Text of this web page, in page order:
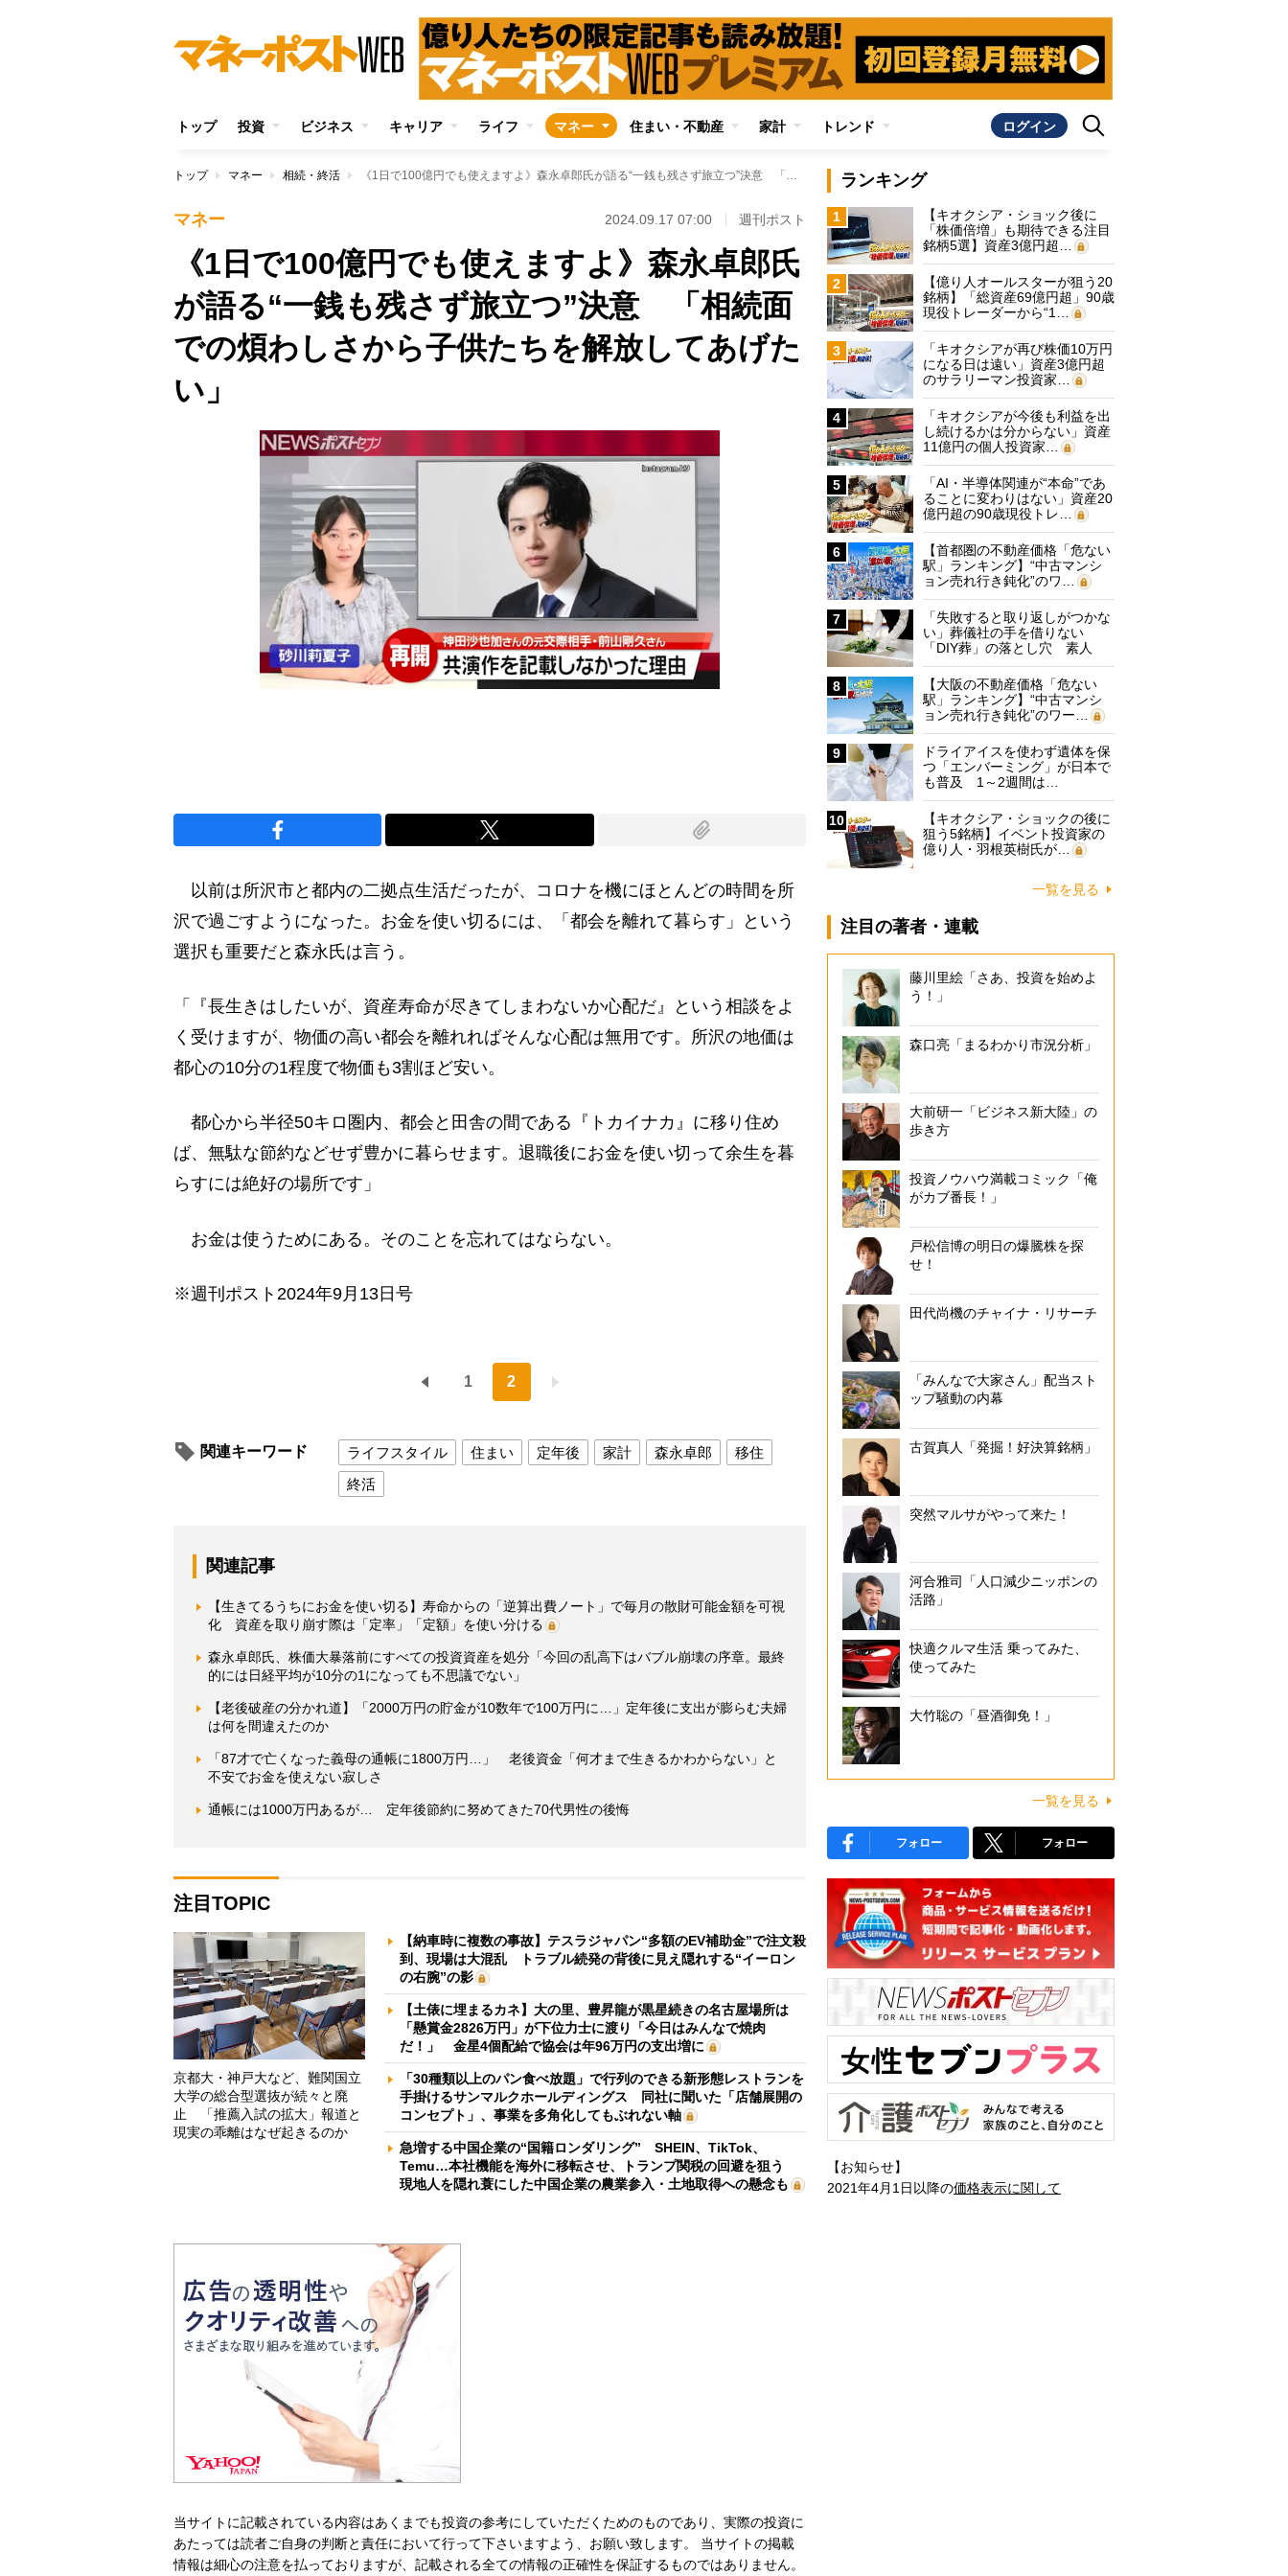
トップ 投資 ビジネス キャリア ライフ マネー 住まい・不動産 家計 トレンド ログイン
トップ マネー 相続・終活 《1日で100億円でも使えますよ》森永卓郎氏が語る“一銭も残さず旅立つ”決意 「相続面での煩わしさから子供たちを解放してあげたい」
マネー 2024.09.17 07:00 週刊ポスト
《1日で100億円でも使えますよ》森永卓郎氏
が語る“一銭も残さず旅立つ”決意 「相続面
での煩わしさから子供たちを解放してあげた
い」
以前は所沢市と都内の二拠点生活だったが、コロナを機にほとんどの時間を所
沢で過ごすようになった。お金を使い切るには、「都会を離れて暮らす」という
選択も重要だと森永氏は言う。
「『長生きはしたいが、資産寿命が尽きてしまわないか心配だ』という相談をよ
く受けますが、物価の高い都会を離れればそんな心配は無用です。所沢の地価は
都心の10分の1程度で物価も3割ほど安い。
都心から半径50キロ圏内、都会と田舎の間である『トカイナカ』に移り住め
ば、無駄な節約などせず豊かに暮らせます。退職後にお金を使い切って余生を暮
らすには絶好の場所です」
お金は使うためにある。そのことを忘れてはならない。
※週刊ポスト2024年9月13日号
1 2
関連キーワード ライフスタイル 住まい 定年後 家計 森永卓郎
移住
終活
関連記事
【生きてるうちにお金を使い切る】寿命からの「逆算出費ノート」で毎月の散財可能金額を可視
化 資産を取り崩す際は「定率」「定額」を使い分ける
森永卓郎氏、株価大暴落前にすべての投資資産を処分「今回の乱高下はバブル崩壊の序章。最終
的には日経平均が10分の1になっても不思議でない」
【老後破産の分かれ道】「2000万円の貯金が10数年で100万円に…」定年後に支出が膨らむ夫婦
は何を間違えたのか
「87才で亡くなった義母の通帳に1800万円…」 老後資金「何才まで生きるかわからない」と
不安でお金を使えない寂しさ
通帳には1000万円あるが… 定年後節約に努めてきた70代男性の後悔
注目TOPIC
京都大・神戸大など、難関国立
大学の総合型選抜が続々と廃
止 「推薦入試の拡大」報道と
現実の乖離はなぜ起きるのか
【納車時に複数の事故】テスラジャパン“多額のEV補助金”で注文殺
到、現場は大混乱 トラブル続発の背後に見え隠れする“イーロン
の右腕”の影
【土俵に埋まるカネ】大の里、豊昇龍が黒星続きの名古屋場所は
「懸賞金2826万円」が下位力士に渡り「今日はみんなで焼肉
だ！」 金星4個配給で協会は年96万円の支出増に
「30種類以上のパン食べ放題」で行列のできる新形態レストランを
手掛けるサンマルクホールディングス 同社に聞いた「店舗展開の
コンセプト」、事業を多角化してもぶれない軸
急増する中国企業の“国籍ロンダリング” SHEIN、TikTok、
Temu…本社機能を海外に移転させ、トランプ関税の回避を狙う
現地人を隠れ蓑にした中国企業の農業参入・土地取得への懸念も
当サイトに記載されている内容はあくまでも投資の参考にしていただくためのものであり、実際の投資に
あたっては読者ご自身の判断と責任において行って下さいますよう、お願い致します。 当サイトの掲載
情報は細心の注意を払っておりますが、記載される全ての情報の正確性を保証するものではありません。
ランキング
1
【キオクシア・ショック後に
「株価倍増」も期待できる注目
銘柄5選】資産3億円超…
2
【億り人オールスターが狙う20
銘柄】「総資産69億円超」90歳
現役トレーダーから“1…
3
「キオクシアが再び株価10万円
になる日は遠い」資産3億円超
のサラリーマン投資家…
4
「キオクシアが今後も利益を出
し続けるかは分からない」資産
11億円の個人投資家…
5
「AI・半導体関連が“本命”であ
ることに変わりはない」資産20
億円超の90歳現役トレ…
6
【首都圏の不動産価格「危ない
駅」ランキング】“中古マンシ
ョン売れ行き鈍化”のワ…
7
「失敗すると取り返しがつかな
い」葬儀社の手を借りない
「DIY葬」の落とし穴 素人
に…
8
【大阪の不動産価格「危ない
駅」ランキング】“中古マンシ
ョン売れ行き鈍化”のワー…
9
ドライアイスを使わず遺体を保
つ「エンバーミング」が日本で
も普及 1～2週間は…
10
【キオクシア・ショックの後に
狙う5銘柄】イベント投資家の
億り人・羽根英樹氏が…
一覧を見る
注目の著者・連載
藤川里絵「さあ、投資を始めよ
う！」
森口亮「まるわかり市況分析」
大前研一「ビジネス新大陸」の
歩き方
投資ノウハウ満載コミック「俺
がカブ番長！」
戸松信博の明日の爆騰株を探
せ！
田代尚機のチャイナ・リサーチ
「みんなで大家さん」配当スト
ップ騒動の内幕
古賀真人「発掘！好決算銘柄」
突然マルサがやって来た！
河合雅司「人口減少ニッポンの
活路」
快適クルマ生活 乗ってみた、
使ってみた
大竹聡の「昼酒御免！」
一覧を見る
フォロー フォロー
【お知らせ】
2021年4月1日以降の価格表示に関して